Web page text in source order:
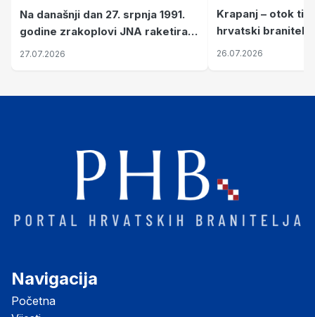
Na današnji dan 27. srpnja 1991.
godine zrakoplovi JNA raketirali
su vojarnu i obučni centar "Nikola
27.07.2026
Krapanj – otok
hrvatski branitelji
pronalaze mir
26.07.2026
Navigacija
Početna